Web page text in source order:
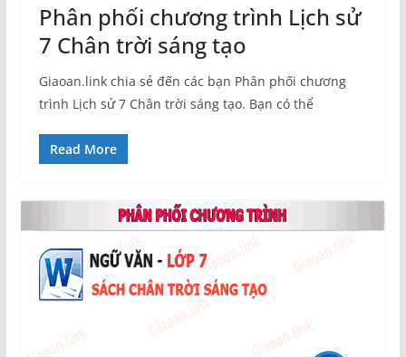
Phân phối chương trình Lịch sử
7 Chân trời sáng tạo
Giaoan.link chia sẻ đến các bạn Phân phối chương
trình Lịch sử 7 Chân trời sáng tạo. Bạn có thể
Read More